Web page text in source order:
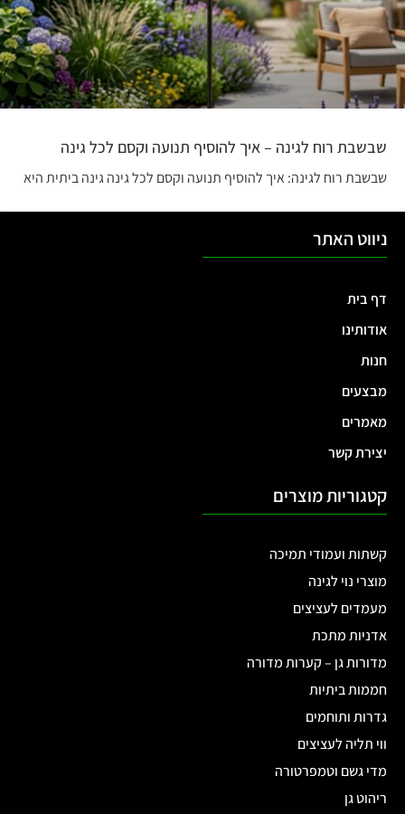
שבשבת רוח לגינה – איך להוסיף תנועה וקסם לכל גינה
שבשבת רוח לגינה: איך להוסיף תנועה וקסם לכל גינה גינה ביתית היא
ניווט האתר
דף בית
אודותינו
חנות
מבצעים
מאמרים
יצירת קשר
קטגוריות מוצרים
קשתות ועמודי תמיכה
מוצרי נוי לגינה
מעמדים לעציצים
אדניות מתכת
מדורות גן – קערות מדורה
חממות ביתיות
גדרות ותוחמים
ווי תליה לעציצים
מדי גשם וטמפרטורה
ריהוט גן